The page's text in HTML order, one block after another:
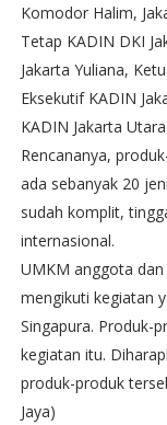
Komodor Halim,
Tetap KADIN DKI
Jakarta Yuliana,
Eksekutif KADIN
KADIN Jakarta
Rencananya,
ada sebanyak 20
sudah komplit,
internasional.
UMKM anggota
mengikuti kegiatan
Singapura. Produk-
kegiatan itu.
produk-produk
Jaya)